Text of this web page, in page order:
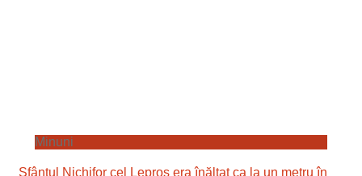
Minuni
Sfântul Nichifor cel Lepros era înălțat ca la un metru în